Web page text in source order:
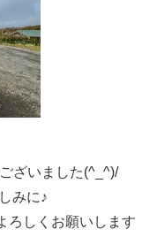
ざいました(^_^)/
みに♪
ろしくお願いします